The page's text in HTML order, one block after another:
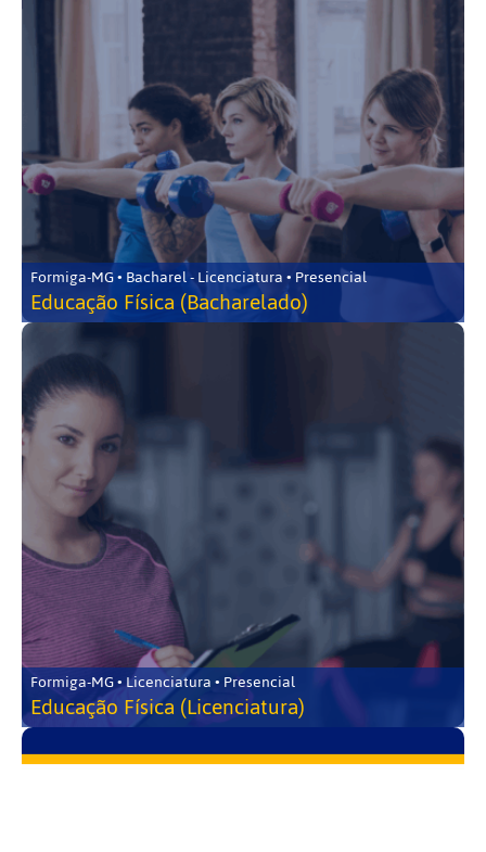
Formiga-MG • Bacharel - Licenciatura • Presencial
Educação Física (Bacharelado)
Formiga-MG • Licenciatura • Presencial
Educação Física (Licenciatura)